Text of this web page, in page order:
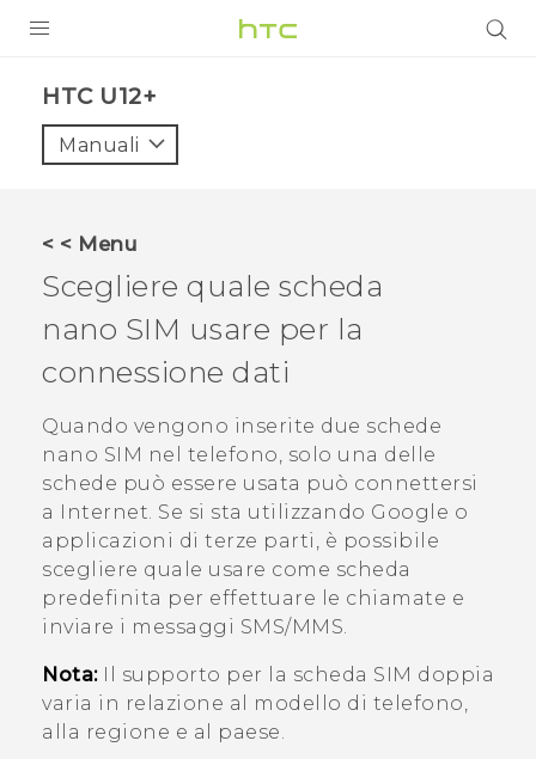
VIVE
VIVERSE
ASSISTENZA
Accessori e dispositivi HTC
Accesso
HTC U12+‎
Manuali
< < Menu
Scegliere quale scheda
nano SIM usare per la
connessione dati
Quando vengono inserite due schede
nano SIM nel telefono, solo una delle
schede può essere usata può connettersi
a Internet. Se si sta utilizzando Google o
applicazioni di terze parti, è possibile
scegliere quale usare come scheda
predefinita per effettuare le chiamate e
inviare i messaggi SMS/MMS.
Nota:Il supporto per la scheda SIM doppia
varia in relazione al modello di telefono,
alla regione e al paese.